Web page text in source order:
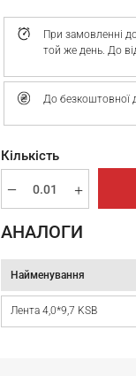
При замовленні
той же день. До
До безкоштовної
Кількість
АНАЛОГИ
Найменування
Лента 4,0*9,7 KSB